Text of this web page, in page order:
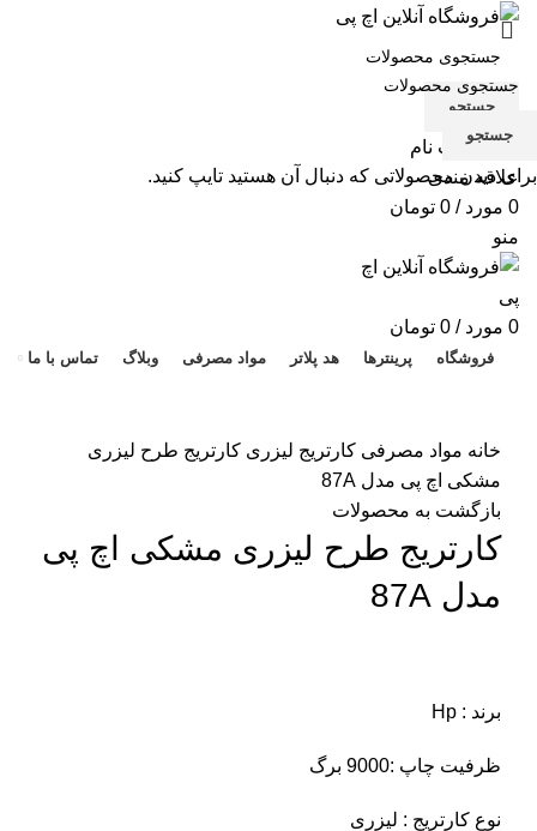
جستجو
ورود / ثبت نام
علاقه مندی
0 مورد /
0 تومان
منو
0 مورد /
0 تومان
فروشگاه پرینترها هد پلاتر مواد مصرفی وبلاگ تماس با ما
خانه مواد مصرفی کارتریج لیزری کارتریج طرح لیزری
مشکی اچ پی مدل 87A
بازگشت به محصولات
کارتریج طرح لیزری مشکی اچ پی
مدل 87A
برند : Hp
ظرفیت چاپ :9000 برگ
نوع کارتریج : لیزری
جستجو
برای دیدن محصولاتی که دنبال آن هستید تایپ کنید.